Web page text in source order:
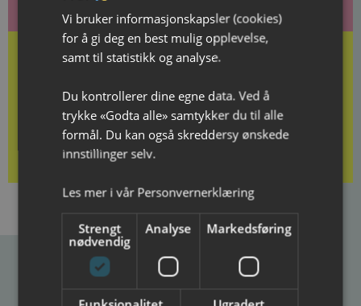
Kjøp gavekort her
Ibsenhuset
Vi bruker informasjonskapsler (cookies)
for å gi deg en best mulig opplevelse,
samt til statistikk og analyse.
Du kontrollerer dine egne data. Ved å
trykke «Godta alle» samtykker du til alle
formål. Du kan også skreddersy ønskede
innstillinger selv.
Les mer i vår Personvernerklæring
Strengt
nødvendig
Analyse Markedsføring